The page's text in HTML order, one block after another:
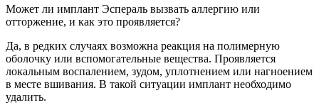
Может ли имплант Эспераль вызвать аллергию или
отторжение, и как это проявляется?
Да, в редких случаях возможна реакция на полимерную
оболочку или вспомогательные вещества. Проявляется
локальным воспалением, зудом, уплотнением или нагноением
в месте вшивания. В такой ситуации имплант необходимо
удалить.